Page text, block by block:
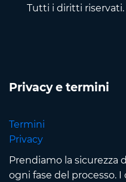
Tutti i diritti riservati.
Privacy e termini
Termini
Privacy
Prendiamo la sicurezza
ogni fase del processo.